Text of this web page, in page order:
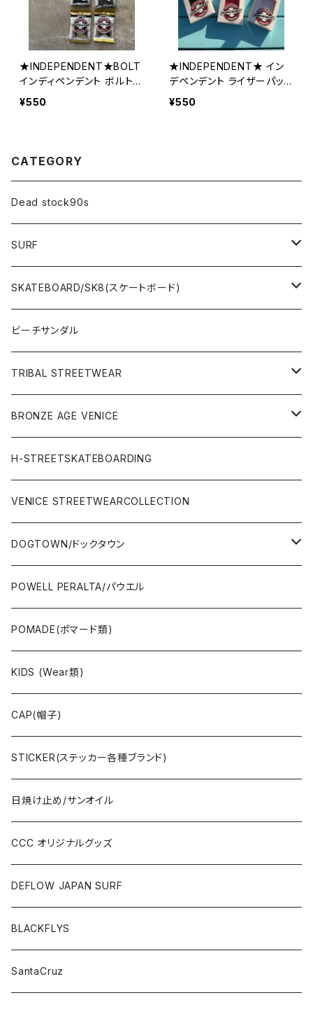
★INDEPENDENT★BOLT
インディペンデント ボルトP
HILLIPS（プラス） ALLEN
ク] 【ヤマト便で発送商品】
¥550
★INDEPENDENT★ イン
デペンデント ライザーパット
2枚1セット [スケート スケ
¥550
CATEGORY
Dead stock90s
SURF
WetSuits(ウェットスーツ )
Surf Board(サーフボード )
OTHERS(サーフ小物)
WEAR(サーフブランド衣類)
Rhythm(サーフアパレル)
Ripcurl(サーフブランド)
SKATEBOARD/SK8(スケートボード)
CLOTHING(アパレル)
DECK(デッキ)
COMPLETE（完成品）
STREET
SURFSKATE
TRUCK(トラック)
WHEEL(ウィール)
OTHERS(スケボー小物/ステッカー類)
JAYADAMS/ジェイアダムス
ビーチサンダル
TRIBAL STREETWEAR
小物類
SALE
BRONZE AGE VENICE
made in JAPAN
made in USA
H-STREETSKATEBOARDING
VENICE STREETWEARCOLLECTION
DOGTOWN/ドックタウン
WEAR(衣類)
Deck(スケートデッキ)
CAP/HAT(キャップ類)
OTHERS(ドックタウン小物)
POWELL PERALTA/パウエル
POMADE(ポマード類)
KIDS (Wear類)
CAP(帽子)
STICKER(ステッカー各種ブランド)
日焼け止め/サンオイル
CCC オリジナルグッズ
DEFLOW JAPAN SURF
BLACKFLYS
SantaCruz